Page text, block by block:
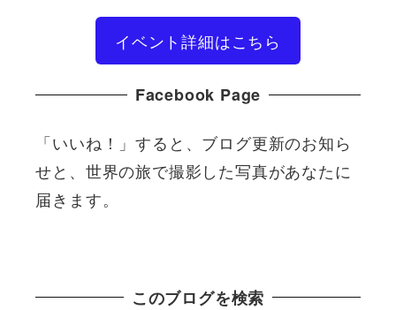
イベント詳細はこちら
Facebook Page
「いいね！」すると、ブログ更新のお知ら
せと、世界の旅で撮影した写真があなたに
届きます。
このブログを検索